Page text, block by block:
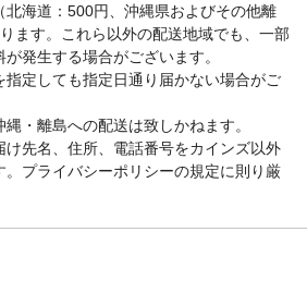
北海道：500円、沖縄県およびその他離
ます。これら以外の配送地域でも、一部
発生する場合がございます。
指定しても指定日通り届かない場合がご
・離島への配送は致しかねます。
け先名、住所、電話番号をカインズ以外
。プライバシーポリシーの規定に則り厳